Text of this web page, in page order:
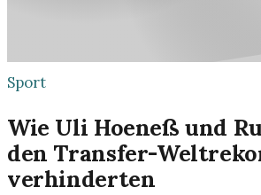
Sport
Wie Uli Hoeneß und
den Transfer-
verhinderten